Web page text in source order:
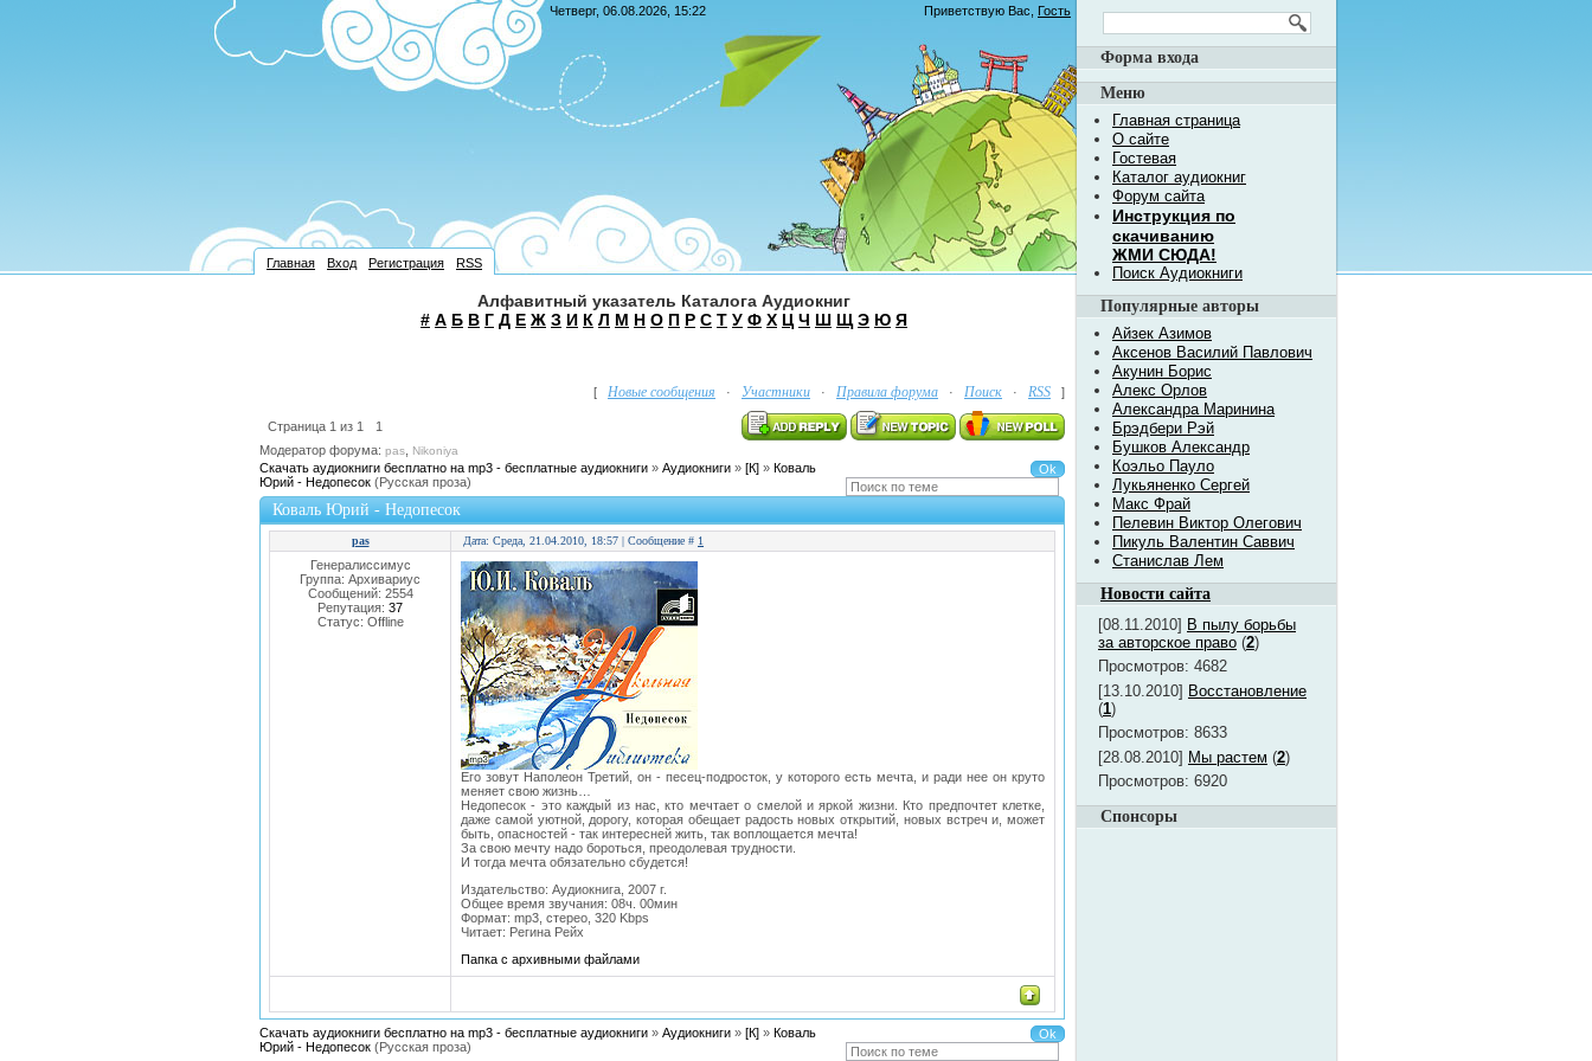
Четверг, 06.08.2026, 15:22 Приветствую Вас Гость
Главная Вход Регистрация RSS
Алфавитный указатель Каталога Аудиокниг
# А Б В Г Д Е Ж З И К Л М Н О П Р С Т У Ф Х Ц Ч Ш Щ Э Ю Я
[ Новые сообщения · Участники · Правила форума · Поиск · RSS ]
Страница 1 из 1
1
Модератор форума: pas Nikoniya
Скачать аудиокниги бесплатно на mp3 - бесплатные аудиокниги » Аудиокниги » [К] » Коваль
Юрий - Недопесок (Русская проза)
Коваль Юрий - Недопесок
pas Дата: Среда, 21.04.2010, 18:57 | Сообщение # 1
Генералиссимус
Группа: Архивариус
Сообщений: 2554
Репутация: 37
Статус: Offline
Его зовут Наполеон Третий, он - песец-подросток, у которого есть мечта, и ради нее он круто
меняет свою жизнь…
Недопесок - это каждый из нас, кто мечтает о смелой и яркой жизни. Кто предпочтет клетке,
даже самой уютной, дорогу, которая обещает радость новых открытий, новых встреч и, может
быть, опасностей - так интересней жить, так воплощается мечта!
За свою мечту надо бороться, преодолевая трудности.
И тогда мечта обязательно сбудется!
Издательство: Аудиокнига, 2007 г.
Общее время звучания: 08ч. 00мин
Формат: mp3, стерео, 320 Kbps
Читает: Регина Рейх
Папка с архивными файлами
Скачать аудиокниги бесплатно на mp3 - бесплатные аудиокниги » Аудиокниги » [К] » Коваль
Юрий - Недопесок (Русская проза)
Форма входа
Меню
Главная страница
О сайте
Гостевая
Каталог аудиокниг
Форум сайта
Инструкция по
скачиванию
ЖМИ СЮДА!
Поиск Аудиокниги
Популярные авторы
Айзек Азимов
Аксенов Василий Павлович
Акунин Борис
Алекс Орлов
Александра Маринина
Брэдбери Рэй
Бушков Александр
Коэльо Пауло
Лукьяненко Сергей
Макс Фрай
Пелевин Виктор Олегович
Пикуль Валентин Саввич
Станислав Лем
Новости сайта
[08.11.2010] В пылу борьбы
за авторское право (2)
Просмотров: 4682
[13.10.2010] Восстановление
(1)
Просмотров: 8633
[28.08.2010] Мы растем (2)
Просмотров: 6920
Спонсоры